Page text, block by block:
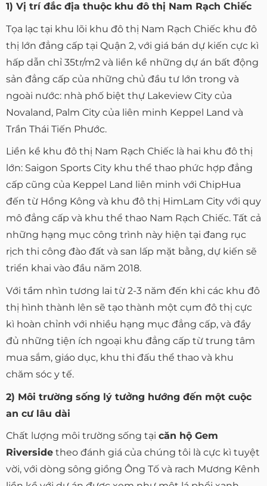
1) Vị trí đắc địa thuộc khu đô thị Nam Rạch Chiếc
Tọa lạc tại khu lõi khu đô thị Nam Rạch Chiếc khu đô
thị lớn đẳng cấp tại Quận 2, với giá bán dự kiến cực kì
hấp dẫn chỉ 35tr/m2 và liền kề những dự án bất động
sản đẳng cấp của những chủ đầu tư lớn trong và
ngoài nước: nhà phố biệt thự Lakeview City của
Novaland, Palm City của liên minh Keppel Land và
Trần Thái Tiến Phước.
Liền kề khu đô thị Nam Rạch Chiếc là hai khu đô thị
lớn: Saigon Sports City khu thể thao phức hợp đẳng
cấp cũng của Keppel Land liên minh với ChipHua
đến từ Hồng Kông và khu đô thị HimLam City với quy
mô đẳng cấp và khu thể thao Nam Rạch Chiếc. Tất cả
những hạng mục công trình này hiện tại đang rục
rịch thi công đào đất và san lấp mặt bằng, dự kiến sẽ
triển khai vào đầu năm 2018.
Với tầm nhìn tương lai từ 2-3 năm đến khi các khu đô
thị hình thành lên sẽ tạo thành một cụm đô thị cực
kì hoàn chỉnh với nhiều hạng mục đẳng cấp, và đầy
đủ những tiện ích ngoại khu đẳng cấp từ trung tâm
mua sắm, giáo dục, khu thi đấu thể thao và khu
chăm sóc y tế.
2) Môi trường sống lý tưởng hướng đến một cuộc
an cư lâu dài
Chất lượng môi trường sống tại căn hộ Gem
Riverside theo đánh giá của chúng tôi là cực kì tuyệt
vời, với dòng sông giồng Ông Tố và rach Mương Kênh